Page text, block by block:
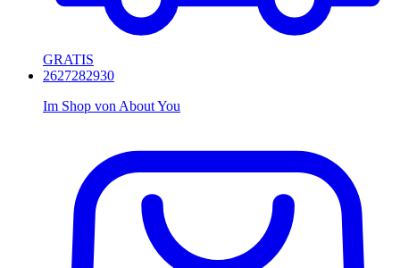
GRATIS
2627282930
Im Shop von About You